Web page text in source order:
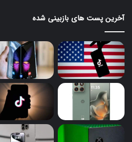
آخرین پست های بازبینی شده